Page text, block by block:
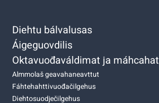
Diehtu bálvalusas
Áigeguovdilis
Oktavuođaváldimat ja máhcahat
Almmolaš geavahaneavttut
Fáhtehahttivuođačilgehus
Diehtosuodječilgehus